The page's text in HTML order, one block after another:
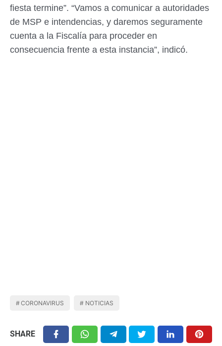
fiesta termine”. “Vamos a comunicar a autoridades
de MSP e intendencias, y daremos seguramente
cuenta a la Fiscalía para proceder en
consecuencia frente a esta instancia”, indicó.
CORONAVIRUS NOTICIAS
SHARE